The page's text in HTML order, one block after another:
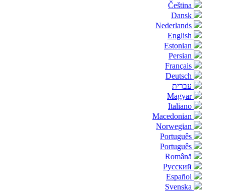
Čeština
Dansk
Nederlands
English
Estonian
Persian
Français
Deutsch
עברית
Magyar
Italiano
Macedonian
Norwegian
Português
Português
Română
Русский
Español
Svenska